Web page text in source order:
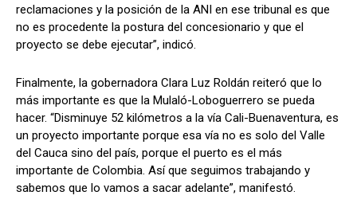
reclamaciones y la posición de la ANI en ese tribunal es que
no es procedente la postura del concesionario y que el
proyecto se debe ejecutar”, indicó.
Finalmente, la gobernadora Clara Luz Roldán reiteró que lo
más importante es que la Mulaló-Loboguerrero se pueda
hacer. “Disminuye 52 kilómetros a la vía Cali-Buenaventura, es
un proyecto importante porque esa vía no es solo del Valle
del Cauca sino del país, porque el puerto es el más
importante de Colombia. Así que seguimos trabajando y
sabemos que lo vamos a sacar adelante”, manifestó.